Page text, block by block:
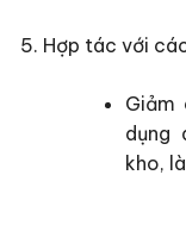
Hợp tác với
Giảm
dụng
kho,